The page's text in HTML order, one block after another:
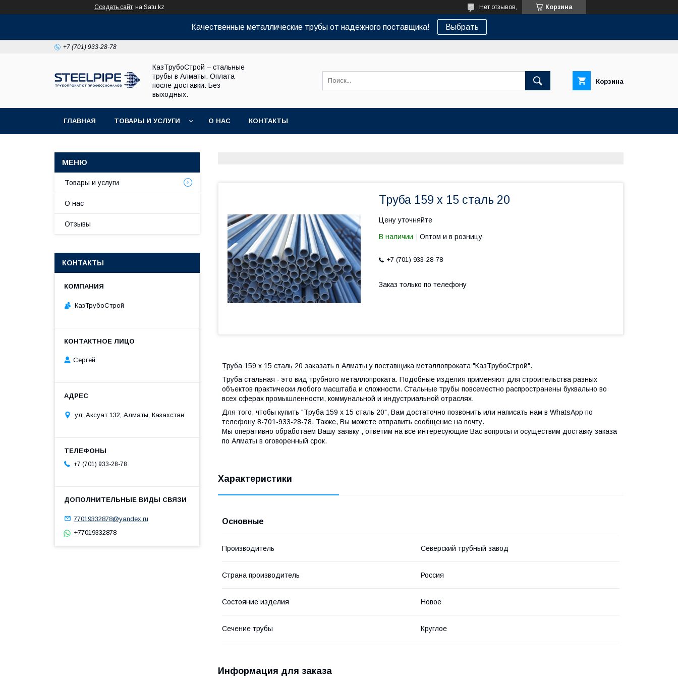
Создать сайт на Satu.kz Корзина
Нет отзывов,
Качественные металлические трубы от надёжного поставщика! Выбрать
+7 (701) 933-28-78
КазТрубоСтрой – стальные
трубы в Алматы. Оплата
после доставки. Без
выходных.
Корзина
ГЛАВНАЯ ТОВАРЫ И УСЛУГИ О НАС КОНТАКТЫ
Труба 159 х 15 сталь 20
Цену уточняйте
В наличии Оптом и в розницу
+7 (701) 933-28-78
Заказ только по телефону
Труба 159 х 15 сталь 20 заказать в Алматы у поставщика металлопроката "КазТрубоСтрой".
Труба стальная - это вид трубного металлопроката. Подобные изделия применяют для строительства разных
объектов практически любого масштаба и сложности. Стальные трубы повсеместно распространены буквально во
всех сферах промышленности, коммунальной и индустриальной отраслях.
Для того, чтобы купить "Труба 159 х 15 сталь 20", Вам достаточно позвонить или написать нам в WhatsApp по
телефону 8-701-933-28-78. Также, Вы можете отправить сообщение на почту.
Мы оперативно обработаем Вашу заявку , ответим на все интересующие Вас вопросы и осуществим доставку заказа
по Алматы в оговоренный срок.
Характеристики
Основные
Производитель Северский трубный завод
Страна производитель Россия
Состояние изделия Новое
Сечение трубы Круглое
Информация для заказа
Товары и услуги
О нас
Отзывы
КОНТАКТЫ
КазТрубоСтрой
Сергей
ул. Аксуат 132, Алматы, Казахстан
+7 (701) 933-28-78
77019332878@yandex.ru
+77019332878